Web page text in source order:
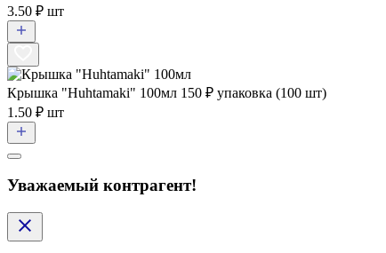
3.50 ₽ шт
Крышка "Huhtamaki" 100мл 150 ₽ упаковка (100 шт)
1.50 ₽ шт
Уважаемый контрагент!